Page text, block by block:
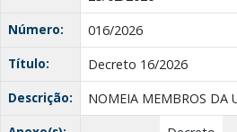
Número:
016/2026
Título:
Decreto 16/2026
Descrição:
NOMEIA MEMBROS DA